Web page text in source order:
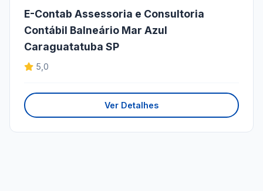
E-Contab Assessoria e Consultoria
Contábil Balneário Mar Azul
Caraguatatuba SP
5,0
Ver Detalhes